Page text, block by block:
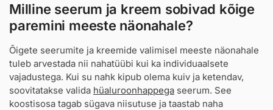
Milline seerum ja kreem sobivad kõige
paremini meeste näonahale?
Õigete seerumite ja kreemide valimisel meeste näonahale
tuleb arvestada nii nahatüübi kui ka individuaalsete
vajadustega. Kui su nahk kipub olema kuiv ja ketendav,
soovitatakse valida hüaluroonhappega seerum. See
koostisosa tagab sügava niisutuse ja taastab naha